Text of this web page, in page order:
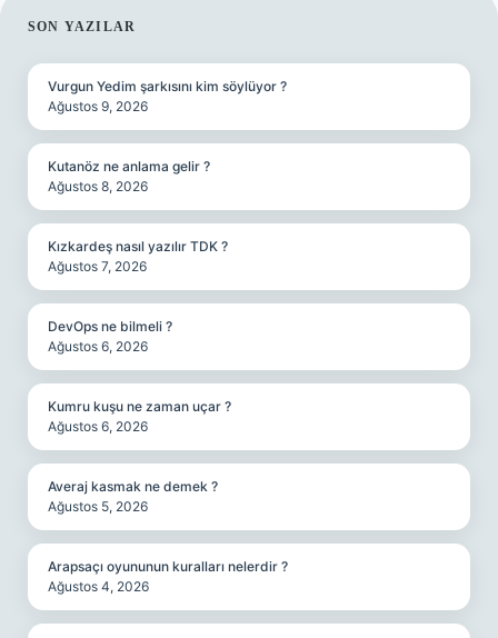
SIDEBAR
SON YAZILAR
Vurgun Yedim şarkısını kim söylüyor ?
Ağustos 9, 2026
Kutanöz ne anlama gelir ?
Ağustos 8, 2026
Kızkardeş nasıl yazılır TDK ?
Ağustos 7, 2026
DevOps ne bilmeli ?
Ağustos 6, 2026
Kumru kuşu ne zaman uçar ?
Ağustos 6, 2026
Averaj kasmak ne demek ?
Ağustos 5, 2026
Arapsaçı oyununun kuralları nelerdir ?
Ağustos 4, 2026